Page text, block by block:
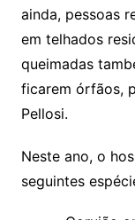
ainda, pessoas
em telhados
queimadas
ficarem órfãos,
Pellosi.
Neste ano, o
seguintes